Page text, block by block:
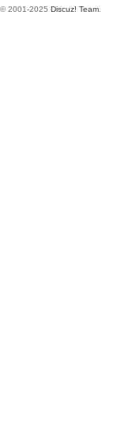
© 2001-2025 Discuz! Team